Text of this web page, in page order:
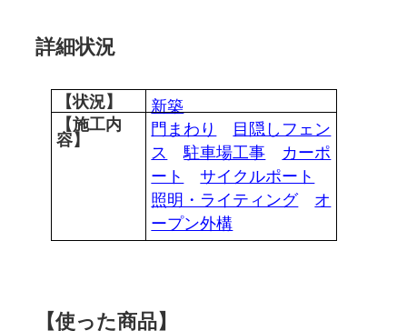
詳細状況
【状況】
新築
【施工内
容】
門まわり
目隠しフェン
ス
駐車場工事
カーポ
ート
サイクルポート
照明・ライティング
オ
ープン外構
【使った商品】